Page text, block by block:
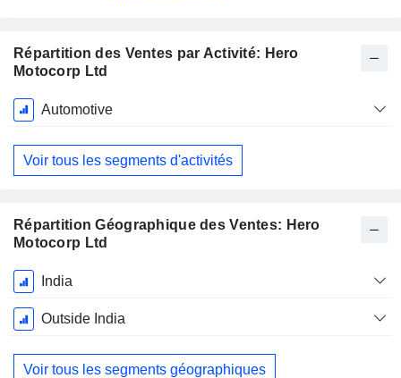
Répartition des Ventes par Activité: Hero
Motocorp Ltd
Période
Fiscale:
Mars
Automotive
Voir tous les segments d'activités
Répartition Géographique des Ventes: Hero
Motocorp Ltd
Période
Fiscale:
Mars
India
Outside India
Voir tous les segments géographiques